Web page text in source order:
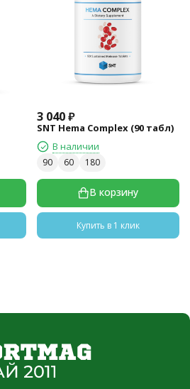
3 040 ₽
SNT Hema Complex (90 табл)
В наличии
90 60 180
В корзину
Купить в 1 клик